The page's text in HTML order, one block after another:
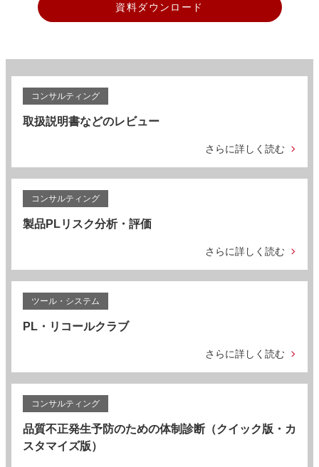
資料ダウンロード
コンサルティング
取扱説明書などのレビュー
さらに詳しく読む
コンサルティング
製品PLリスク分析・評価
さらに詳しく読む
ツール・システム
PL・リコールクラブ
さらに詳しく読む
コンサルティング
品質不正発生予防のための体制診断（クイック版・カ
スタマイズ版）